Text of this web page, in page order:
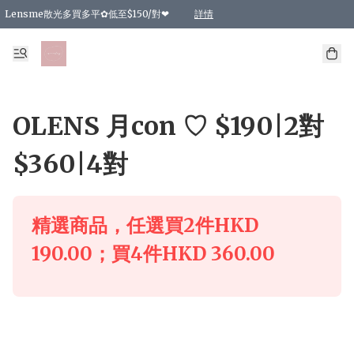
Lensme散光多買多平✿低至$150/對❤ 詳情
台灣Karacon⁩✧日拋 特價清貨❁⃘
日本韓國多款日/月拋現貨☼ 特價❤︎數量有限 售完即止
🇰🇷韓國多款月拋現貨 特價兩對$99✿數量有限 售完即止♫
精選商品，任選買2件或以上9 折；買4件或以上85 折；買6件或以上8 折
精選商品，任選買2件HKD 140.00；買4件HKD 260.00
精選商品，任選買2件HKD 190.00；買4件HKD 360.00
精選商品，任選買2件HKD 110.00；買4件HKD 180.00
精選商品，任選買2件HKD 170.00；買4件HKD 320.00
精選商品，任選買2件或以上減HKD 148.00
精選商品，任選買2件或以上減HKD 148.00
精選商品，任選買2件或以上95 折；買4件或以上9 折；買6件或以上85 折；買8件
精選商品，任選買12件或以上87 折
精選商品，任選買2件或以上減HKD 16.00；買4件或以上減HKD 32.00；買6
精選商品，任選買2件或以上95 折；買4件或以上9 折；買8件或以上85 折；買12
購物滿 HKD 800.00即享免運費優惠！（適用於 特定的送貨方式 )
OLENS 月con ♡ $190|2對
$360|4對
精選商品，任選買2件HKD
190.00；買4件HKD 360.00